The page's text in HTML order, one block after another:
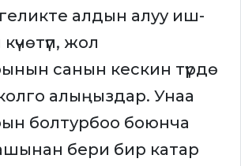
алдын алуу иш-
жол
санын кескин түрдө
алыңыздар. Унаа
болтурбоо боюнча
бери бир катар